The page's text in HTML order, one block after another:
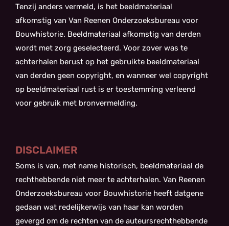
Tenzij anders vermeld, is het beeldmateriaal
afkomstig van Van Reenen Onderzoeksbureau voor
Bouwhistorie. Beeldmateriaal afkomstig van derden
wordt met zorg geselecteerd. Voor zover was te
achterhalen berust op het gebruikte beeldmateriaal
van derden geen copyright, en wanneer wel copyright
op beeldmateriaal rust is er toestemming verleend
voor gebruik met bronvermelding.
DISCLAIMER
Soms is van, met name historisch, beeldmateriaal de
rechthebbende niet meer te achterhalen. Van Reenen
Onderzoeksbureau voor Bouwhistorie heeft datgene
gedaan wat redelijkerwijs van haar kan worden
gevergd om de rechten van de auteursrechthebbende